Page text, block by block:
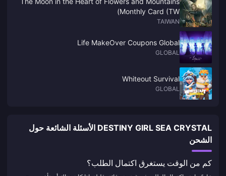
Monthly Card (TW)
TAIWAN
Life MakeOver Coupons Global
GLOBAL
Whiteout Survival
GLOBAL
DESTINY GIRL SEA CRYSTAL الأسئلة الشائعة حول
الشحن
كم من الوقت يستغرق اكتمال الطلب؟